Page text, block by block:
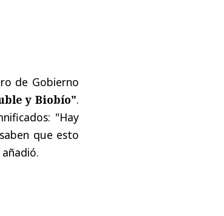
de Gobierno
y Biobío".
"Hay
que esto